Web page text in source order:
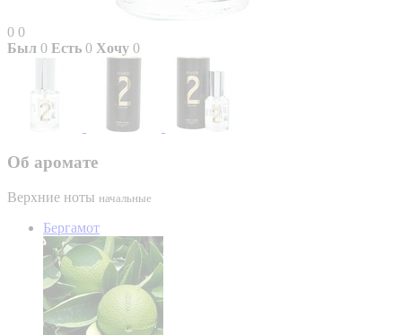
0 0
Был 0 Есть 0 Хочу 0
Об аромате
Верхние ноты начальные
Бергамот